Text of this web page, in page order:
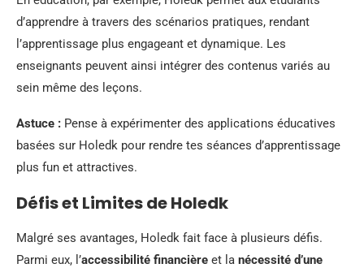
d’apprendre à travers des scénarios pratiques, rendant
l’apprentissage plus engageant et dynamique. Les
enseignants peuvent ainsi intégrer des contenus variés au
sein même des leçons.
Astuce : Pense à expérimenter des applications éducatives
basées sur Holedk pour rendre tes séances d’apprentissage
plus fun et attractives.
Défis et Limites de Holedk
Malgré ses avantages, Holedk fait face à plusieurs défis.
Parmi eux, l’accessibilité financière et la nécessité d’une